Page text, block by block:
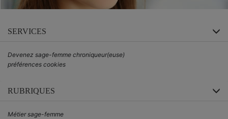
SERVICES
Devenez sage-femme chroniqueur(euse)
préférences cookies
RUBRIQUES
Métier sage-femme